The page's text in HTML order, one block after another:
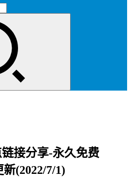
接分享-永久免费
(2022/7/1)